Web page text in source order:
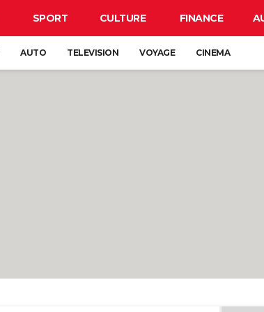
SPORT CULTURE FINANCE
AUTO TELEVISION VOYAGE CINEMA